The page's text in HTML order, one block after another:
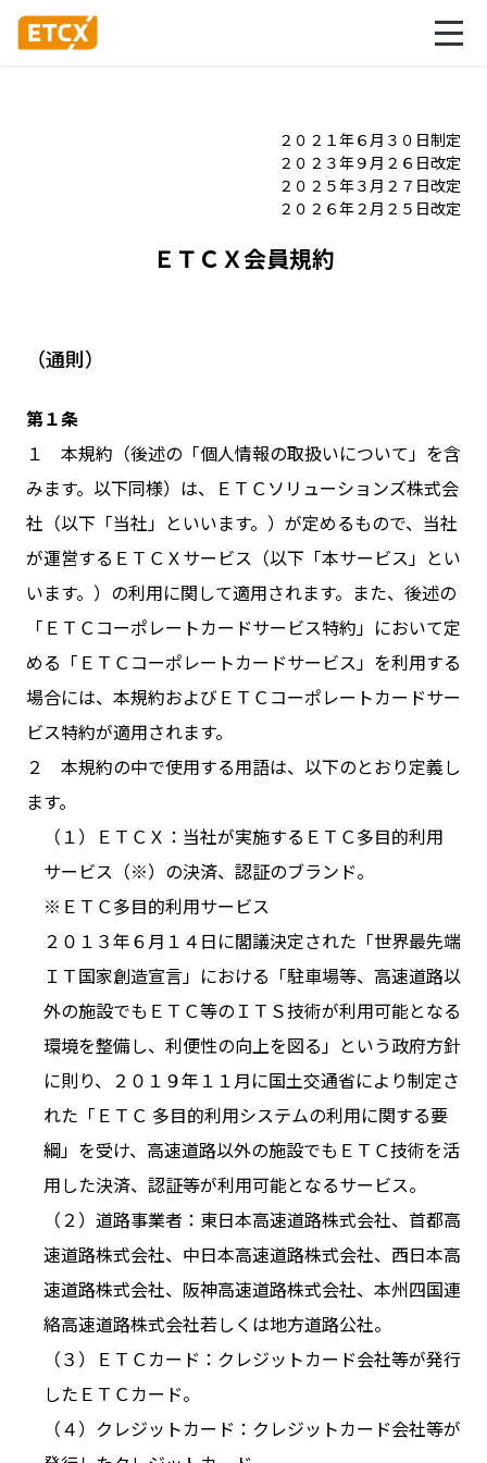
２０２１年６月３０日制定
２０２３年９月２６日改定
２０２５年３月２７日改定
２０２６年２月２５日改定
ＥＴＣＸ会員規約
（通則）
第１条
１ 本規約（後述の「個人情報の取扱いについて」を含
みます。以下同様）は、ＥＴＣソリューションズ株式会
社（以下「当社」といいます。）が定めるもので、当社
が運営するＥＴＣＸサービス（以下「本サービス」とい
います。）の利用に関して適用されます。また、後述の
「ＥＴＣコーポレートカードサービス特約」において定
める「ＥＴＣコーポレートカードサービス」を利用する
場合には、本規約およびＥＴＣコーポレートカードサー
ビス特約が適用されます。
２ 本規約の中で使用する用語は、以下のとおり定義し
ます。
（１）ＥＴＣＸ：当社が実施するＥＴＣ多目的利用
サービス（※）の決済、認証のブランド。
※ＥＴＣ多目的利用サービス
２０１３年６月１４日に閣議決定された「世界最先端
ＩＴ国家創造宣言」における「駐車場等、高速道路以
外の施設でもＥＴＣ等のＩＴＳ技術が利用可能となる
環境を整備し、利便性の向上を図る」という政府方針
に則り、２０１９年１１月に国土交通省により制定さ
れた「ＥＴＣ 多目的利用システムの利用に関する要
綱」を受け、高速道路以外の施設でもＥＴＣ技術を活
用した決済、認証等が利用可能となるサービス。
（２）道路事業者：東日本高速道路株式会社、首都高
速道路株式会社、中日本高速道路株式会社、西日本高
速道路株式会社、阪神高速道路株式会社、本州四国連
絡高速道路株式会社若しくは地方道路公社。
（３）ＥＴＣカード：クレジットカード会社等が発行
したＥＴＣカード。
（４）クレジットカード：クレジットカード会社等が